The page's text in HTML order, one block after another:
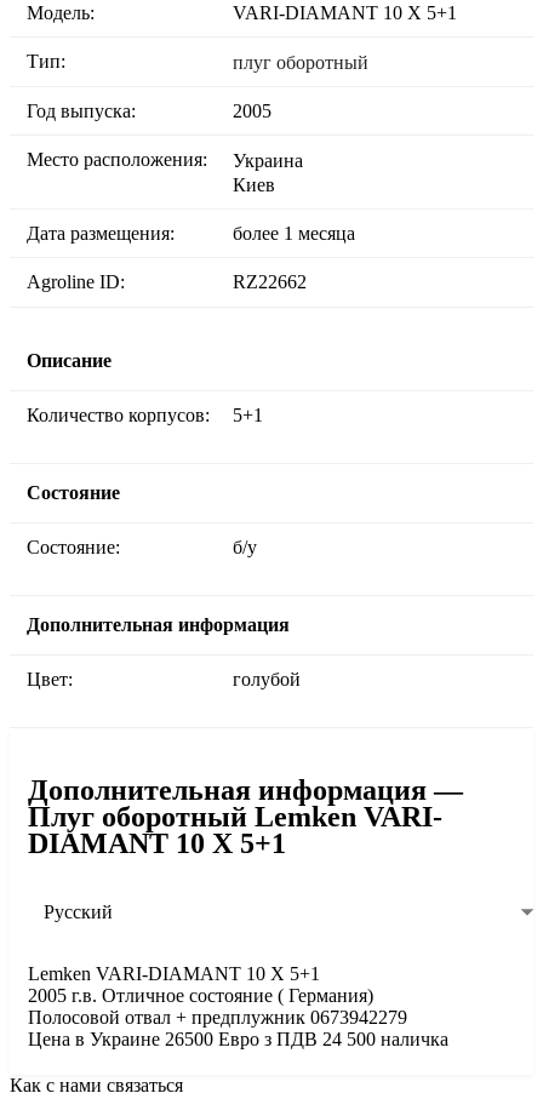
Модель: VARI-DIAMANT 10 X 5+1
Тип: плуг оборотный
Год выпуска: 2005
Место расположения:
Украина
Киев
Дата размещения: более 1 месяца
Agroline ID: RZ22662
Описание
Количество корпусов: 5+1
Состояние
Состояние: б/у
Дополнительная информация
Цвет: голубой
Дополнительная информация —
Плуг оборотный Lemken VARI-
DIAMANT 10 X 5+1
Русский
Lemken VARI-DIAMANT 10 X 5+1
2005 г.в. Отличное состояние ( Германия)
Полосовой отвал + предплужник 0673942279
Цена в Украине 26500 Евро з ПДВ 24 500 наличка
Как с нами связаться